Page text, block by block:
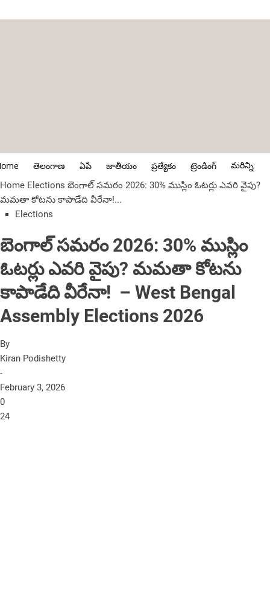
తెలంగాణ ఏపీ జాతీయం ప్రత్యేకం ట్రెండింగ్ మరిన్ని
Home Elections బెంగాల్ సమరం 2026: 30% ముస్లిం ఓటర్లు ఎవరి వైపు?
మమతా కోటను కాపాడేది వీరేనా!...
Elections
బెంగాల్ సమరం 2026: 30% ముస్లిం
ఓటర్లు ఎవరి వైపు? మమతా కోటను
కాపాడేది వీరేనా! ‌‌ – West Bengal
Assembly Elections 2026
By
Kiran Podishetty
-
February 3, 2026
0
24